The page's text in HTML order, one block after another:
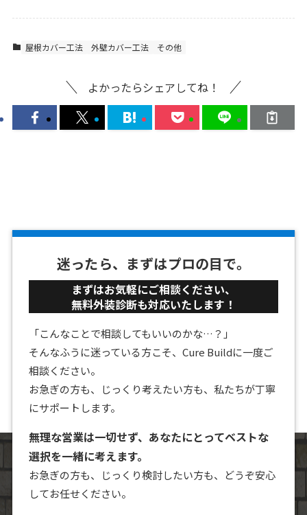
屋根カバー工法 外壁カバー工法 その他
よかったらシェアしてね！
迷ったら、まずはプロの目で。
まずはお気軽にご相談ください、
無料外装診断も対応いたします！
「こんなことで相談してもいいのかな…？」
そんなふうに迷っている方こそ、Cure Buildに一度ご
相談ください。
お急ぎの方も、じっくり考えたい方も、私たちが丁寧
にサポートします。
無理な営業は一切せず、あなたにとってベストな
選択を一緒に考えます。
お急ぎの方も、じっくり検討したい方も、どうぞ安心
してお任せください。